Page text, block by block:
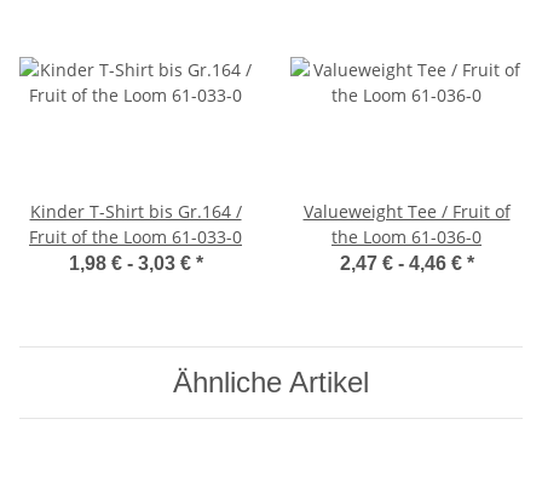
Kinder T-Shirt bis Gr.164 /
Fruit of the Loom 61-033-0
1,98 € - 3,03 € *
Valueweight Tee / Fruit of
the Loom 61-036-0
2,47 € - 4,46 € *
Ähnliche Artikel